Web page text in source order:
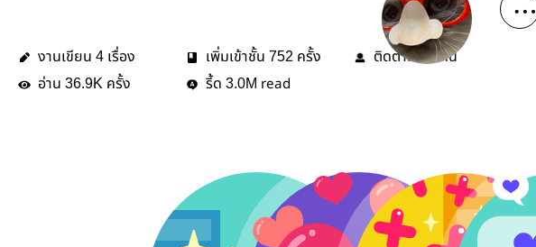
งานเขียน 4 เรื่อง เพิ่มเข้าชั้น 752 ครั้ง ติดตาม31คน
อ่าน 36.9K ครั้ง รี้ด 3.0M read